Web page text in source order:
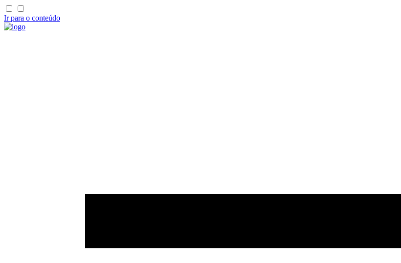
Ir para o conteúdo